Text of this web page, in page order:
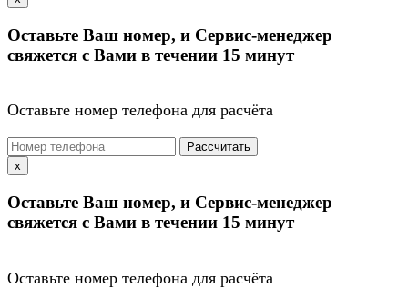
Оставьте Ваш номер, и Сервис-менеджер
свяжется с Вами в течении 15 минут
Оставьте номер телефона для расчёта
Рассчитать
x
Оставьте Ваш номер, и Сервис-менеджер
свяжется с Вами в течении 15 минут
Оставьте номер телефона для расчёта